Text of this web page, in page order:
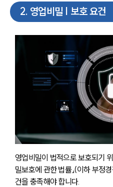
2. 영업비밀 | 보호 요건
영업비밀이 법적으로 보호되기
밀보호에 관한 법률」(이하 부정
건을 충족해야 합니다.